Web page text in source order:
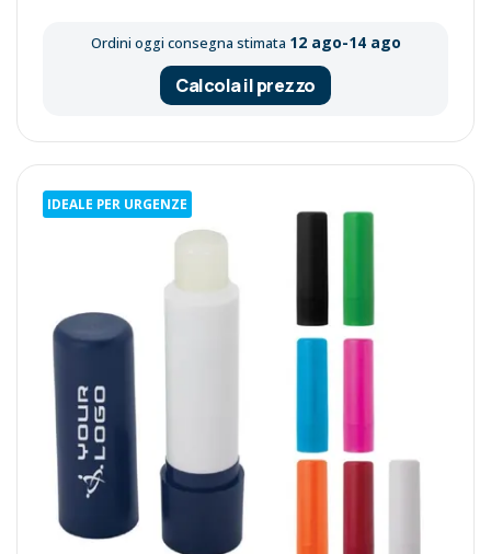
Ordini oggi consegna stimata 12 ago-14 ago
Calcola il prezzo
IDEALE PER URGENZE